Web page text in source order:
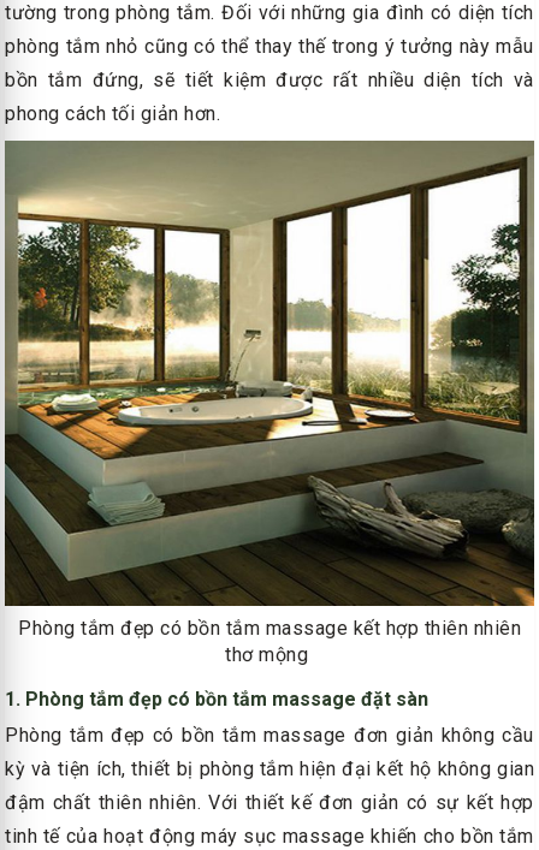
tường trong phòng tắm. Đối với những gia đình có diện tích
phòng tắm nhỏ cũng có thể thay thế trong ý tưởng này mẫu
bồn tắm đứng, sẽ tiết kiệm được rất nhiều diện tích và
phong cách tối giản hơn.
Phòng tắm đẹp có bồn tắm massage kết hợp thiên nhiên
thơ mộng
1. Phòng tắm đẹp có bồn tắm massage đặt sàn
Phòng tắm đẹp có bồn tắm massage đơn giản không cầu
kỳ và tiện ích, thiết bị phòng tắm hiện đại kết hộ không gian
đậm chất thiên nhiên. Với thiết kế đơn giản có sự kết hợp
tinh tế của hoạt động máy sục massage khiến cho bồn tắm